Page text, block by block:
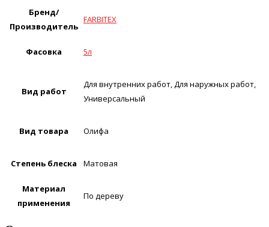
Бренд/
Производитель
FARBITEX
Фасовка 5л
Вид работ
Для внутренних работ, Для наружных работ,
Универсальный
Вид товара Олифа
Степень блеска Матовая
Материал
применения
По дереву